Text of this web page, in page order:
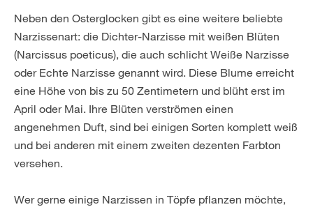
Neben den Osterglocken gibt es eine weitere beliebte
Narzissenart: die Dichter-Narzisse mit weißen Blüten
(Narcissus poeticus), die auch schlicht Weiße Narzisse
oder Echte Narzisse genannt wird. Diese Blume erreicht
eine Höhe von bis zu 50 Zentimetern und blüht erst im
April oder Mai. Ihre Blüten verströmen einen
angenehmen Duft, sind bei einigen Sorten komplett weiß
und bei anderen mit einem zweiten dezenten Farbton
versehen.
Wer gerne einige Narzissen in Töpfe pflanzen möchte,